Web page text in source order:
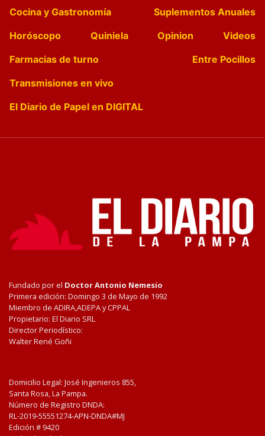
Cocina y Gastronomía
Suplementos Anuales
Horóscopo
Quiniela Opinion
Videos
Farmacias de turno
Entre Pocillos
Transmisiones en vivo
El Diario de Papel en DIGITAL
Fundado por el Doctor Antonio Nemesio
Primera edición: Domingo 3 de Mayo de 1992
Miembro de ADIRA,ADEPA y CPPAL
Propietario: El Diario SRL
Director Periodístico:
Walter René Goñi
Domicilio Legal: José Ingenieros 855,
Santa Rosa, La Pampa.
Número de Registro DNDA:
RL-2019-55551274-APN-DNDA#MJ
Edición # 9420